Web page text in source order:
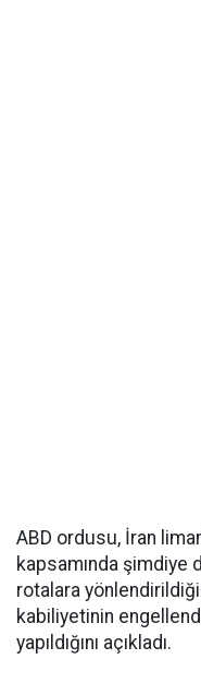
ABD ordusu, İran
kapsamında şimdiye
rotalara
kabiliyetinin
yapıldığını açıkladı.